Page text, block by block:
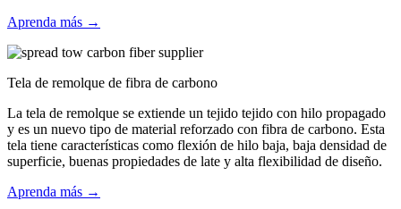
Aprenda más →
Tela de remolque de fibra de carbono
La tela de remolque se extiende un tejido tejido con hilo propagado
y es un nuevo tipo de material reforzado con fibra de carbono. Esta
tela tiene características como flexión de hilo baja, baja densidad de
superficie, buenas propiedades de late y alta flexibilidad de diseño.
Aprenda más →